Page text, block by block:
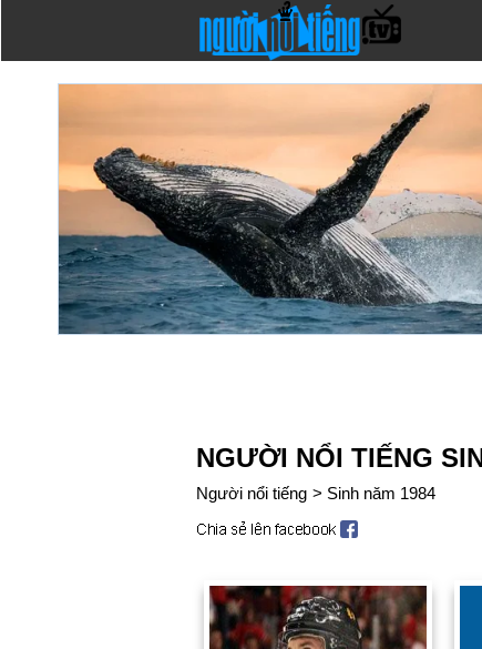
NGƯỜI NỔI TIẾNG
Người nổi tiếng > Sinh năm 1984